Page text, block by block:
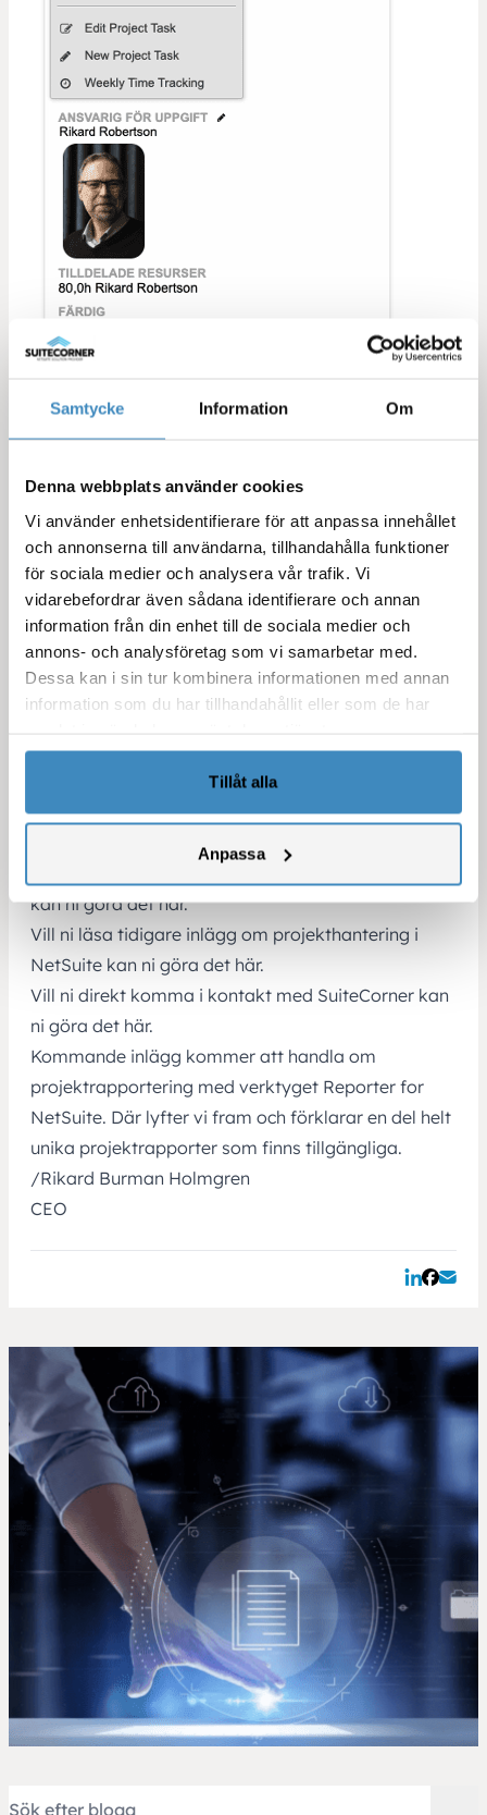
Samtycke Information Om
Denna webbplats använder cookies
Vi använder enhetsidentifierare för att anpassa innehållet
och annonserna till användarna, tillhandahålla funktioner
för sociala medier och analysera vår trafik. Vi
vidarebefordrar även sådana identifierare och annan
information från din enhet till de sociala medier och
annons- och analysföretag som vi samarbetar med.
Dessa kan i sin tur kombinera informationen med annan
information som du har tillhandahållit eller som de har
Tillåt alla
Anpassa
Genom att använda sig av verktyget Boards for
NetSuite (Kanban) som ingår i Project Accelerate
for NetSuite får ni som användare en unik överblick
värdefull tid i gränssnittet.
Många kunder öppnar också dessa Kanban-tavlor
på storbildsskärmar under sina företagsmöten där
man gemensamt pratar om olika projektaktiviteter
och prioriterar dem.
I och med att Kanban-tavlorna enkelt kan
användningsområdena nästan obegränsade för
detta verktyg. De vanligaste
användningsområdena för Kanban är inom CRM,
Projekt eller Support och Service.
kan ni göra det här.
Vill ni läsa tidigare inlägg om projekthantering i
NetSuite kan ni göra det här.
Vill ni direkt komma i kontakt med SuiteCorner kan
ni göra det här.
Kommande inlägg kommer att handla om
projektrapportering med verktyget Reporter for
NetSuite. Där lyfter vi fram och förklarar en del helt
unika projektrapporter som finns tillgängliga.
/Rikard Burman Holmgren
CEO